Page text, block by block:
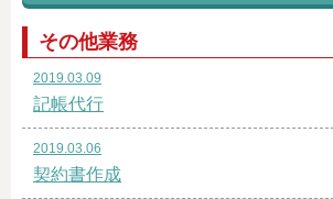
その他業務
2019.03.09
記帳代行
2019.03.06
契約書作成